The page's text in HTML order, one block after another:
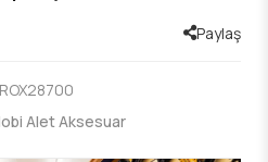
Paylaş
Alet Aksesuar